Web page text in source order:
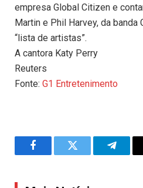
empresa Global Citizen e
Martin e Phil Harvey, da banda
“lista de artistas”.
A cantora Katy Perry
Reuters
Fonte: G1 Entretenimento
FacebookTwitter